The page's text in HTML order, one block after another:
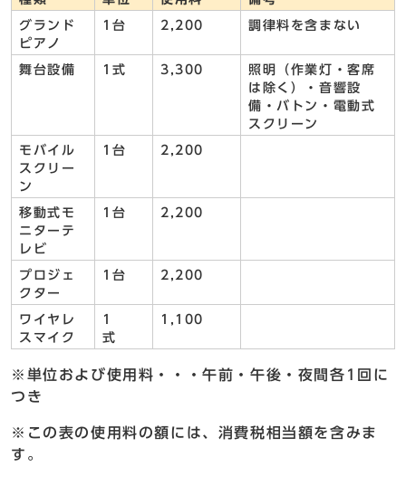
グランド
ピアノ
1台 2,200 調律料を含まない
舞台設備 1式 3,300
照明（作業灯・客席
は除く）・音響設
備・バトン・電動式
スクリーン
モバイル
スクリー
ン
1台 2,200
移動式モ
ニターテ
レビ
1台 2,200
プロジェ
クター
1台 2,200
ワイヤレ
スマイク
1
式
1,100
※単位および使用料・・・午前・午後・夜間各1回に
つき
※この表の使用料の額には、消費税相当額を含みま
す。